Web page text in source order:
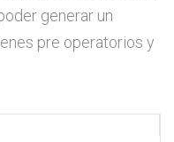
generar un
pre operatorios y